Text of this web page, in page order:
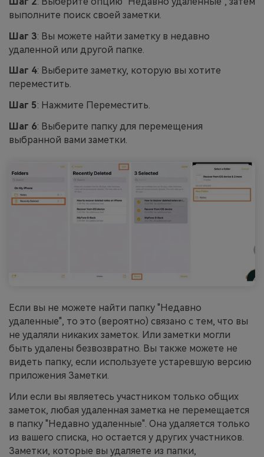
выполните поиск своей заметки.
Шаг 3: Вы можете найти заметку в недавно
удаленной или другой папке.
Шаг 4: Выберите заметку, которую вы хотите
переместить.
Шаг 5: Нажмите Переместить.
Шаг 6: Выберите папку для перемещения
выбранной вами заметки.
Если вы не можете найти папку "Недавно
удаленные", то это (вероятно) связано с тем, что вы
не удаляли никаких заметок. Или заметки могли
быть удалены безвозвратно. Вы также можете не
видеть папку, если используете устаревшую версию
приложения Заметки.
Или если вы являетесь участником только общих
заметок, любая удаленная заметка не перемещается
в папку "Недавно удаленные". Она удаляется только
из вашего списка, но остается у других участников.
Заметки, которые вы удаляете из папки,